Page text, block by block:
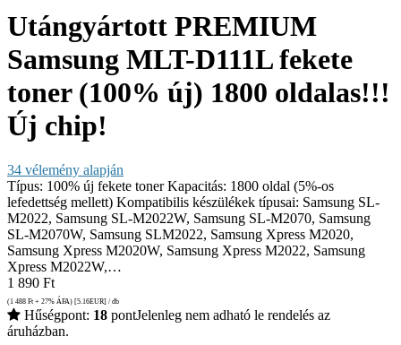
Utángyártott PREMIUM
Samsung MLT-D111L fekete
toner (100% új) 1800 oldalas!!!
Új chip!
34 vélemény alapján
Típus: 100% új fekete toner Kapacitás: 1800 oldal (5%-os
lefedettség mellett) Kompatibilis készülékek típusai: Samsung SL-
M2022, Samsung SL-M2022W, Samsung SL-M2070, Samsung
SL-M2070W, Samsung SLM2022, Samsung Xpress M2020,
Samsung Xpress M2020W, Samsung Xpress M2022, Samsung
Xpress M2022W,…
1 890 Ft
(1 488 Ft + 27% ÁFA) [5.16EUR] / db
Hűségpont: 18 pontJelenleg nem adható le rendelés az
áruházban.